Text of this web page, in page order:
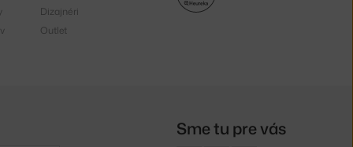
Dizajnéri
Outlet
Sme tu pre vás